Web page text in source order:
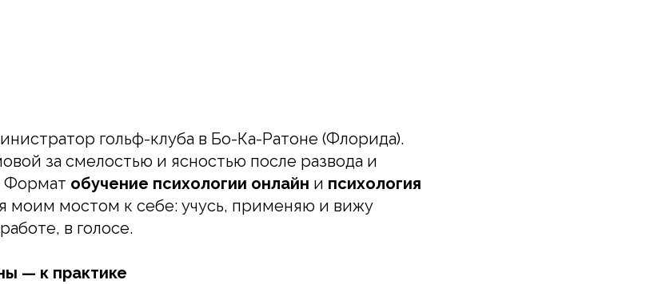
гольф-клуба в Бо-Ка-Ратоне (Флорида).
за смелостью и ясностью после развода и
Формат обучение психологии онлайн и психология
моим мостом к себе: учусь, применяю и вижу
в голосе.
— к практике